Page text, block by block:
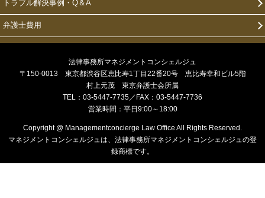
トラブル解決事例・Q＆A
弁護士費用
法律事務所マネジメントコンシェルジュ
〒150-0013 東京都渋谷区恵比寿1丁目22番20号 恵比寿幸和ビル5階
村上元茂 東京弁護士会所属
TEL：03-5447-7735／FAX：03-5447-7736
営業時間：平日9:00～18:00
Copyright @ Managementconcierge Law Office All Rights Reserved.
マネジメントコンシェルジュは、法律事務所マネジメントコンシェルジュの登
録商標です。